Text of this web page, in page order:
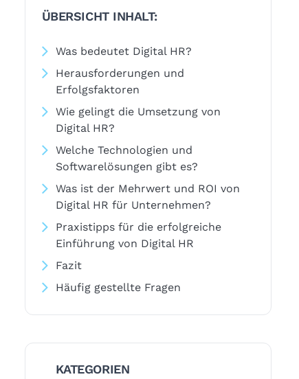
ÜBERSICHT INHALT:
Was bedeutet Digital HR?
Herausforderungen und
Erfolgsfaktoren
Wie gelingt die Umsetzung von
Digital HR?
Welche Technologien und
Softwarelösungen gibt es?
Was ist der Mehrwert und ROI von
Digital HR für Unternehmen?
Praxistipps für die erfolgreiche
Einführung von Digital HR
Fazit
Häufig gestellte Fragen
KATEGORIEN